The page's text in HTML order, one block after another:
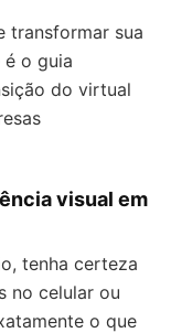
transformar sua
é o guia
do virtual
visual em
tenha certeza
no celular ou
o que